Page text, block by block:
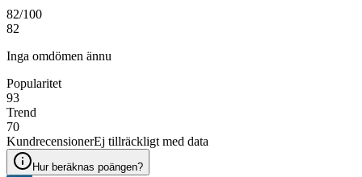
82/100
82
Inga omdömen ännu
Popularitet
93
Trend
70
KundrecensionerEj tillräckligt med data
Hur beräknas poängen?